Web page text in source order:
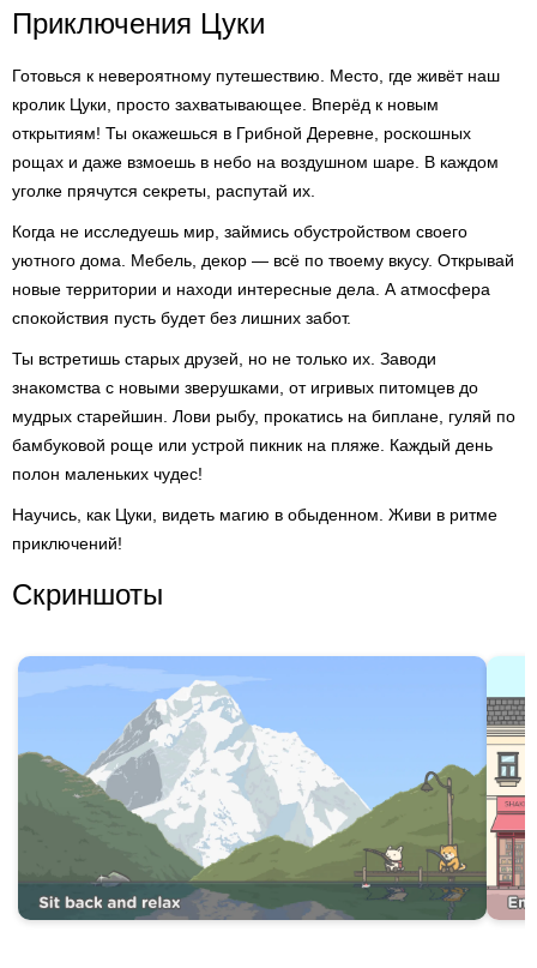
Приключения Цуки
Готовься к невероятному путешествию. Место, где живёт наш
кролик Цуки, просто захватывающее. Вперёд к новым
открытиям! Ты окажешься в Грибной Деревне, роскошных
рощах и даже взмоешь в небо на воздушном шаре. В каждом
уголке прячутся секреты, распутай их.
Когда не исследуешь мир, займись обустройством своего
уютного дома. Мебель, декор — всё по твоему вкусу. Открывай
новые территории и находи интересные дела. А атмосфера
спокойствия пусть будет без лишних забот.
Ты встретишь старых друзей, но не только их. Заводи
знакомства с новыми зверушками, от игривых питомцев до
мудрых старейшин. Лови рыбу, прокатись на биплане, гуляй по
бамбуковой роще или устрой пикник на пляже. Каждый день
полон маленьких чудес!
Научись, как Цуки, видеть магию в обыденном. Живи в ритме
приключений!
Скриншоты